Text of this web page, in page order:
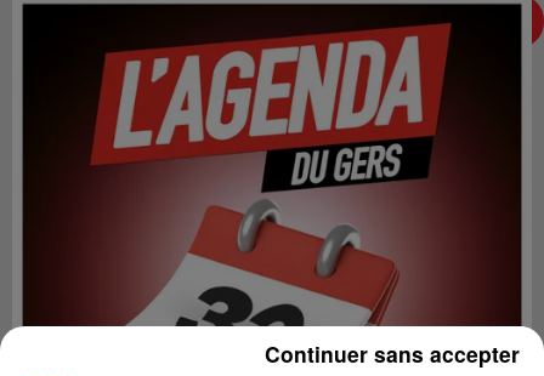
Continuer sans accepter